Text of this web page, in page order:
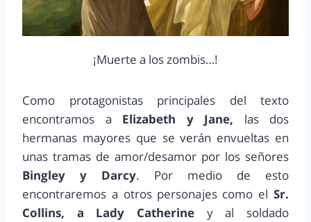
¡Muerte a los zombis…!
Como protagonistas principales del texto
encontramos a Elizabeth y Jane, las dos
hermanas mayores que se verán envueltas en
unas tramas de amor/desamor por los señores
Bingley y Darcy. Por medio de esto
encontraremos a otros personajes como el Sr.
Collins, a Lady Catherine y al soldado